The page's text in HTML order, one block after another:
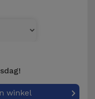
winkel